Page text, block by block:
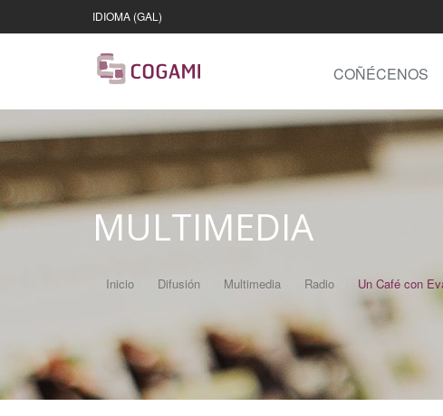
IDIOMA (GAL)
COÑÉCENOS
MULTIMEDIA
Inicio Difusión Multimedia Radio Un Café con